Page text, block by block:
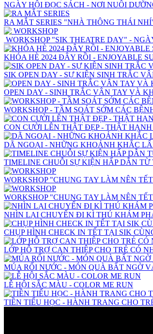
NGÀY HỘI ĐỌC SÁCH - NƠI NUÔI
RA MẮT SERIES "NHÀ THÔNG THÁI
WORKSHOP "SIK THEATRE DAY" -
KHÓA HÈ 2024 ĐÂY RỒI - ENJOYABLE
SIK OPEN DAY - SỰ KIỆN SINH TRẮC
OPEN DAY - SINH TRẮC VÂN TAY VÀ
WORKSHOP - TẦM SOÁT SỚM CÁC
CON CƯỜI LÊN THẬT ĐẸP - THẬT HẠNH
DÃ NGOẠI - NHỮNG KHOẢNH KHẮC
TIMELINE CHUỖI SỰ KIỆN HẤP DẪN
WORKSHOP "CHUNG TAY LÀM NÊN
WORKSHOP "CHUNG TAY LÀM NÊN
NHÌN LẠI CHUYẾN ĐI KÌ THÚ KHÁM
CHỤP HÌNH CHECK IN TẾT TẠI SIK
LỚP HỖ TRỢ CAN THIỆP CHO TRẺ CÓ
MÚA RỐI NƯỚC - MÓN QUÀ BẤT NGỜ
LỄ HỘI SẮC MÀU - COLOR ME RUN
TIỀN TIỂU HỌC - HÀNH TRANG CHO